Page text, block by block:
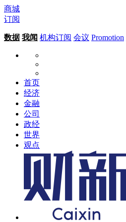
商城
订阅
数据 我闻 机构订阅 会议 Promotion
首页
经济
金融
公司
政经
世界
观点